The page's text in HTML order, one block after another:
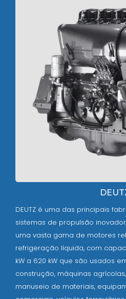
DEUTZ é uma das principais
sistemas de propulsão
uma vasta gama de motores
refrigeração líquida, com
kW a 620 kW que são usados
construção, máquinas
manuseio de materiais,